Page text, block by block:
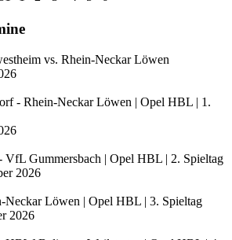
vs. Rhein-Neckar Löwen
- Rhein-Neckar Löwen | Opel HBL | 1.
Gummersbach | Opel HBL | 2. Spieltag
2026
Neckar Löwen | Opel HBL | 3. Spieltag
2026